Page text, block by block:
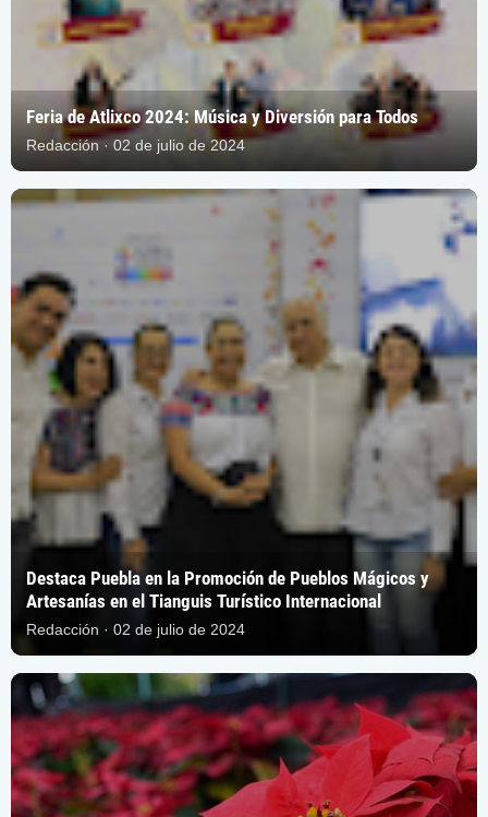
Feria de Atlixco 2024: Música y Diversión para Todos
Redacción · 02 de julio de 2024
Destaca Puebla en la Promoción de Pueblos Mágicos y
Artesanías en el Tianguis Turístico Internacional
Redacción · 02 de julio de 2024